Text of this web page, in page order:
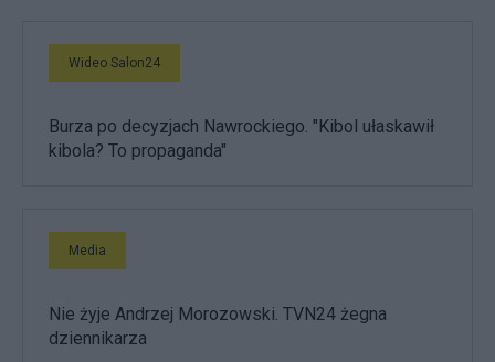
Wideo Salon24
Burza po decyzjach Nawrockiego. "Kibol ułaskawił
kibola? To propaganda"
Media
Nie żyje Andrzej Morozowski. TVN24 żegna
dziennikarza